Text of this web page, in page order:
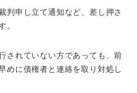
判申し立て通知など、差し押さ
。
されていない方であっても、前
めに債権者と連絡を取り対処し